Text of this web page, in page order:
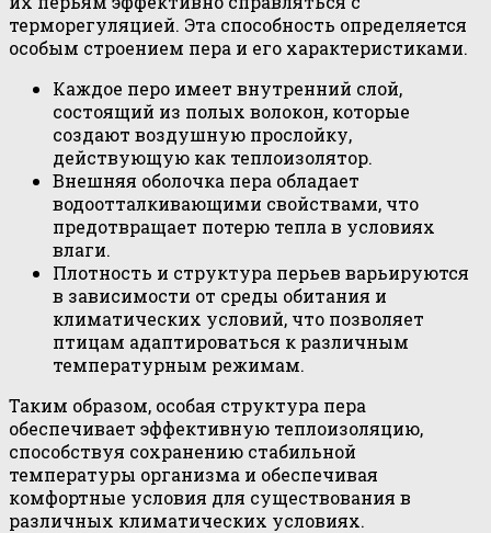
терморегуляцией. Эта способность определяется
особым строением пера и его характеристиками.
Каждое перо имеет внутренний слой,
состоящий из полых волокон, которые
создают воздушную прослойку,
действующую как теплоизолятор.
Внешняя оболочка пера обладает
водоотталкивающими свойствами, что
предотвращает потерю тепла в условиях
влаги.
Плотность и структура перьев варьируются
в зависимости от среды обитания и
климатических условий, что позволяет
птицам адаптироваться к различным
температурным режимам.
Таким образом, особая структура пера
обеспечивает эффективную теплоизоляцию,
способствуя сохранению стабильной
температуры организма и обеспечивая
комфортные условия для существования в
различных климатических условиях.